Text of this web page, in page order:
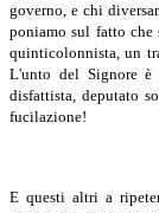
governo, e chi
poniamo sul fatto che
quinticolonnista, un
L'unto del Signore è
disfattista, deputato
fucilazione!
E questi altri a